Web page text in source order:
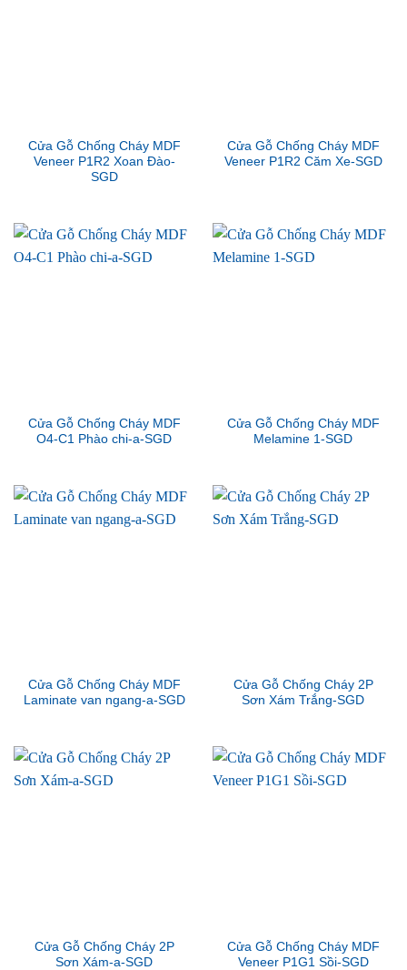
Cửa Gỗ Chống Cháy MDF
Veneer P1R2 Xoan Đào-
SGD
Cửa Gỗ Chống Cháy MDF
Veneer P1R2 Căm Xe-SGD
Cửa Gỗ Chống Cháy MDF
O4-C1 Phào chi-a-SGD
Cửa Gỗ Chống Cháy MDF
Melamine 1-SGD
Cửa Gỗ Chống Cháy MDF
Laminate van ngang-a-SGD
Cửa Gỗ Chống Cháy 2P
Sơn Xám Trắng-SGD
Cửa Gỗ Chống Cháy 2P
Sơn Xám-a-SGD
Cửa Gỗ Chống Cháy MDF
Veneer P1G1 Sồi-SGD